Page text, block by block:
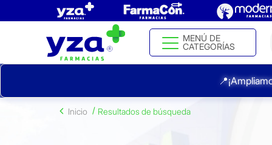
MENÚ DE
CATEGORÍAS
Inicio Resultados de búsqueda